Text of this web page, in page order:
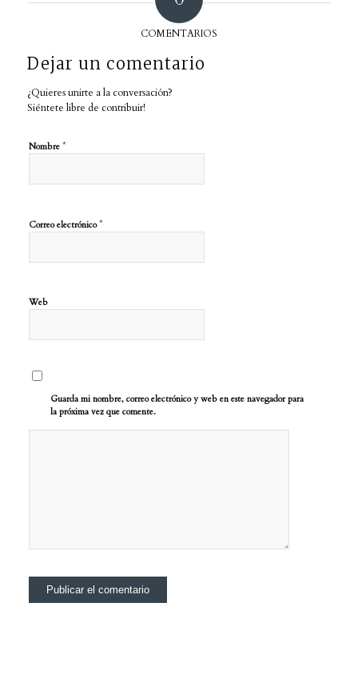
COMENTARIOS
Dejar un comentario
¿Quieres unirte a la conversación?
Siéntete libre de contribuir!
Nombre *
Correo electrónico*
Web
Guarda mi nombre, correo electrónico y web en este navegador para
la próxima vez que comente.